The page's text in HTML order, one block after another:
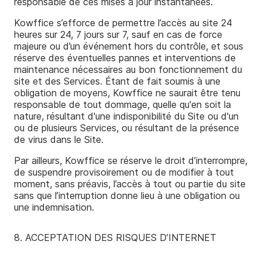
Kowffice s’efforce de permettre l’accès au site 24
heures sur 24, 7 jours sur 7, sauf en cas de force
majeure ou d’un événement hors du contrôle, et sous
réserve des éventuelles pannes et interventions de
maintenance nécessaires au bon fonctionnement du
site et des Services. Étant de fait soumis à une
obligation de moyens, Kowffice ne saurait être tenu
responsable de tout dommage, quelle qu'en soit la
nature, résultant d'une indisponibilité du Site ou d'un
ou de plusieurs Services, ou résultant de la présence
de virus dans le Site.
Par ailleurs, Kowffice se réserve le droit d’interrompre,
de suspendre provisoirement ou de modifier à tout
moment, sans préavis, l’accès à tout ou partie du site
sans que l’interruption donne lieu à une obligation ou
une indemnisation.
8. ACCEPTATION DES RISQUES D’INTERNET